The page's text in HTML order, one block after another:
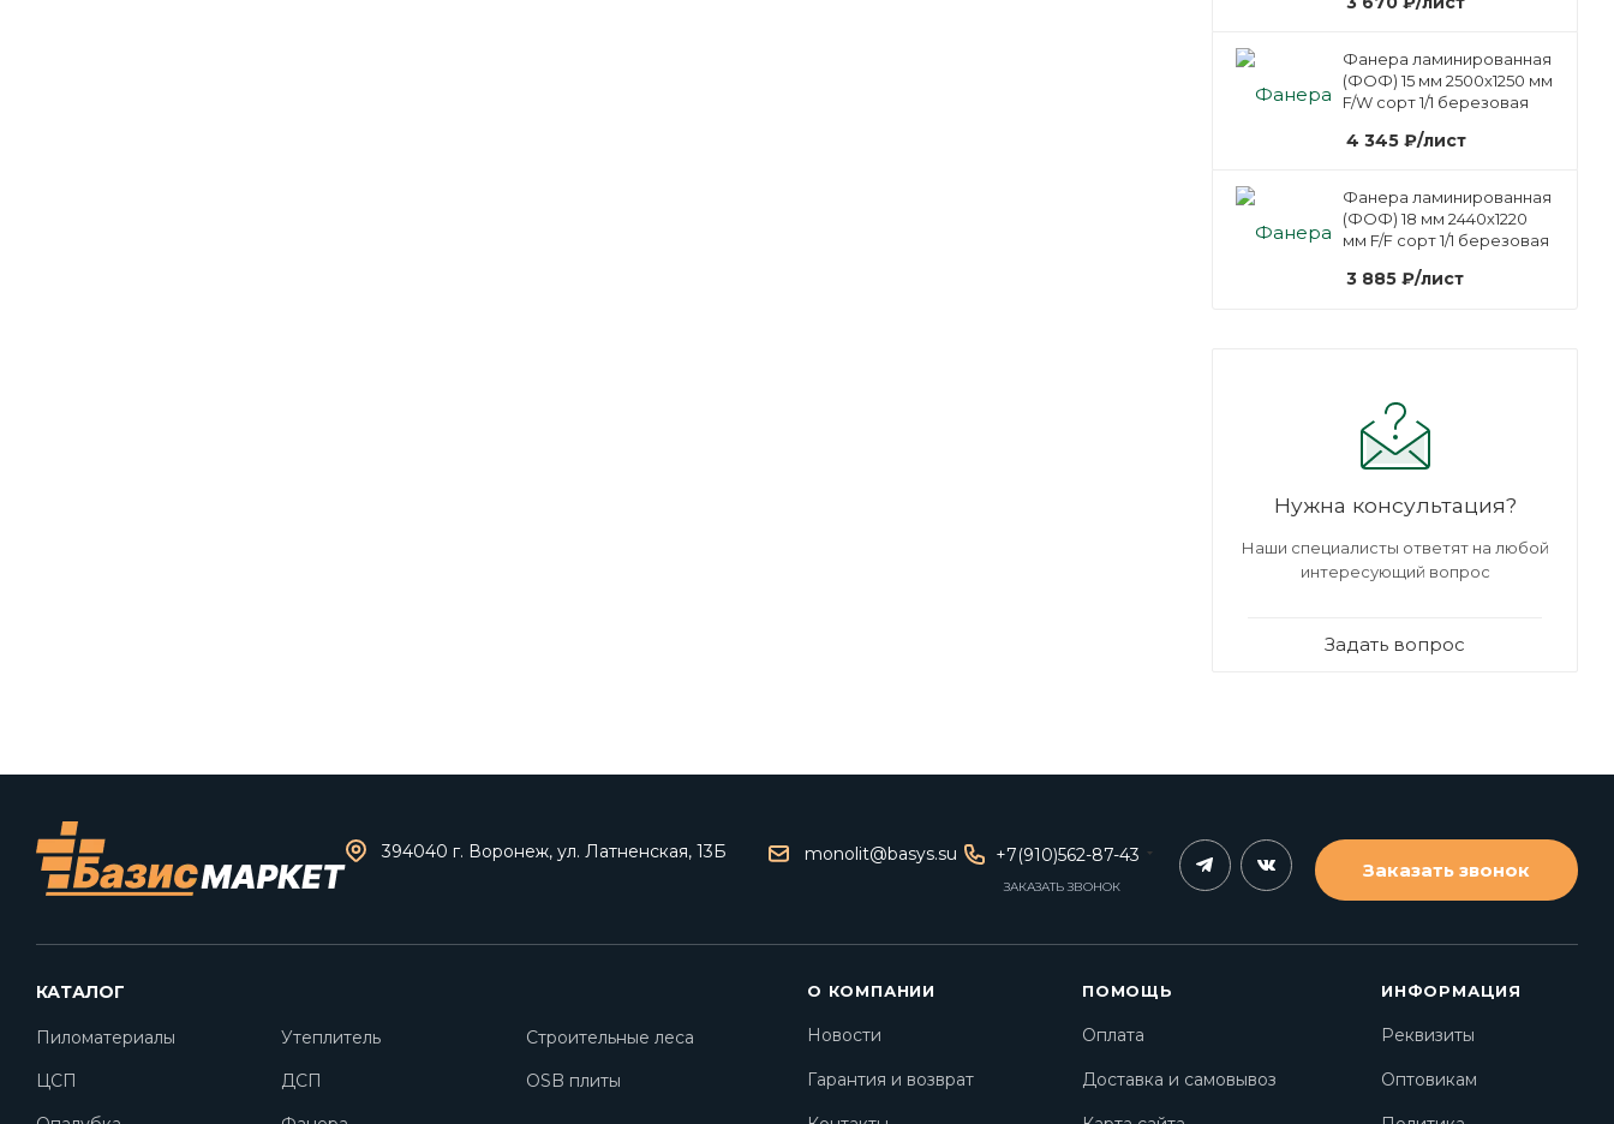
Фанера ламинированная
(ФОФ) 15 мм 2500х1250 мм
F/W сорт 1/1 березовая
4 345 ₽/лист
Фанера ламинированная
(ФОФ) 18 мм 2440х1220
мм F/F сорт 1/1 березовая
3 885 ₽/лист
Нужна консультация?
Наши специалисты ответят на любой
интересующий вопрос
Задать вопрос
394040 г. Воронеж, ул. Латненская, 13Б monolit@basys.su +7(910)562-87-43
ЗАКАЗАТЬ ЗВОНОК
Заказать звонок
КАТАЛОГ
Пиломатериалы Утеплитель
Строительные леса
ЦСП
ДСП
OSB плиты
О КОМПАНИИ
Новости
Гарантия и возврат
ПОМОЩЬ
Оплата
Доставка и самовывоз
ИНФОРМАЦИЯ
Реквизиты
Оптовикам